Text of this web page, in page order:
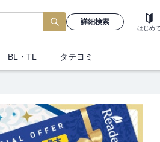
詳細検索
はじめて
BL・TL タテヨミ